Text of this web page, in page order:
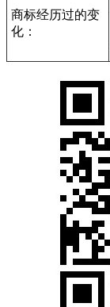
商标经历过的变
化：